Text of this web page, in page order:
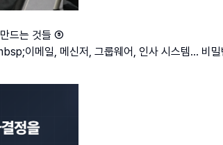
드는 것들 ⑤
이메일, 메신저, 그룹웨어, 인사 시스템… 비